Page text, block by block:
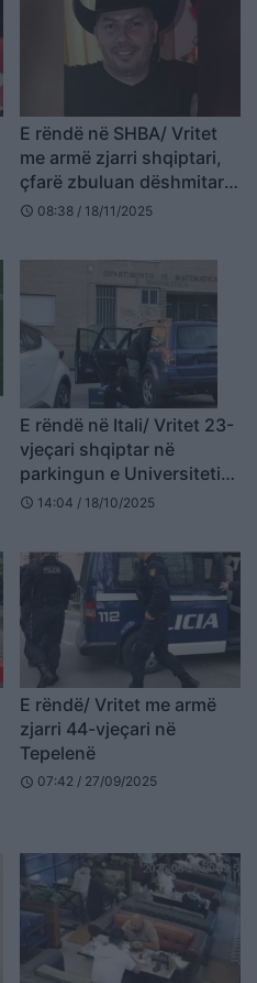
E rëndë në SHBA/ Vritet
me armë zjarri shqiptari,
çfarë zbuluan dëshmitarët
(EMRI)
schedule 08:38 / 18/11/2025
E rëndë në Itali/ Vritet 23-
vjeçari shqiptar në
parkingun e Universitetit
(EMRI+FOTO)
schedule 14:04 / 18/10/2025
E rëndë/ Vritet me armë
zjarri 44-vjeçari në
Tepelenë
schedule 07:42 / 27/09/2025